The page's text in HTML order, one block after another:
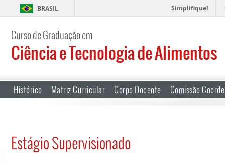
BRASIL Simplifique!
Curso de Graduação em
Ciência e Tecnologia de Alimentos
Histórico Matriz Curricular Corpo Docente Comissão
Estágio Supervisionado